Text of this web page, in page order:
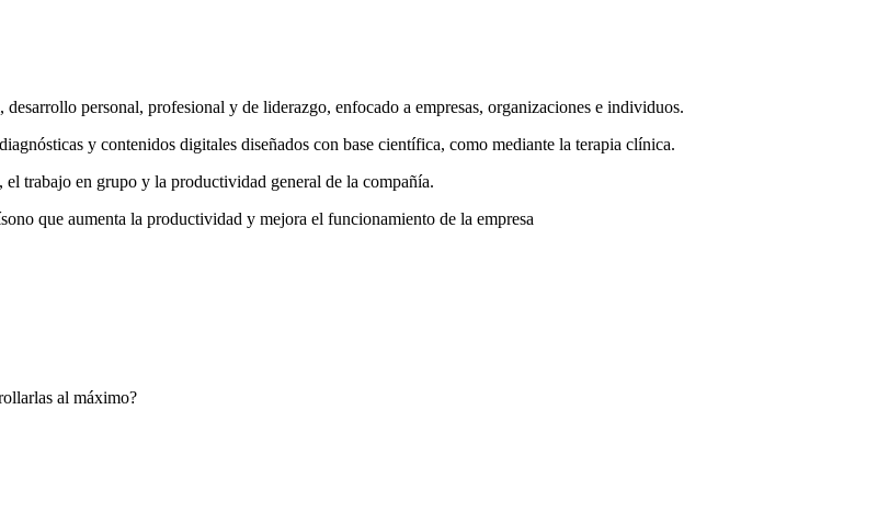
personal, profesional y de liderazgo, enfocado a empresas, organizaciones e individuos.
y contenidos digitales diseñados con base científica, como mediante la terapia clínica.
trabajo en grupo y la productividad general de la compañía.
que aumenta la productividad y mejora el funcionamiento de la empresa
al máximo?